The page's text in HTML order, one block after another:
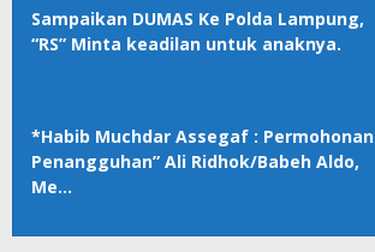
Sampaikan DUMAS Ke Polda Lampung,
“RS” Minta keadilan untuk anaknya.
*Habib Muchdar Assegaf : Permohonan
Penangguhan” Ali Ridhok/Babeh Aldo,
Me…